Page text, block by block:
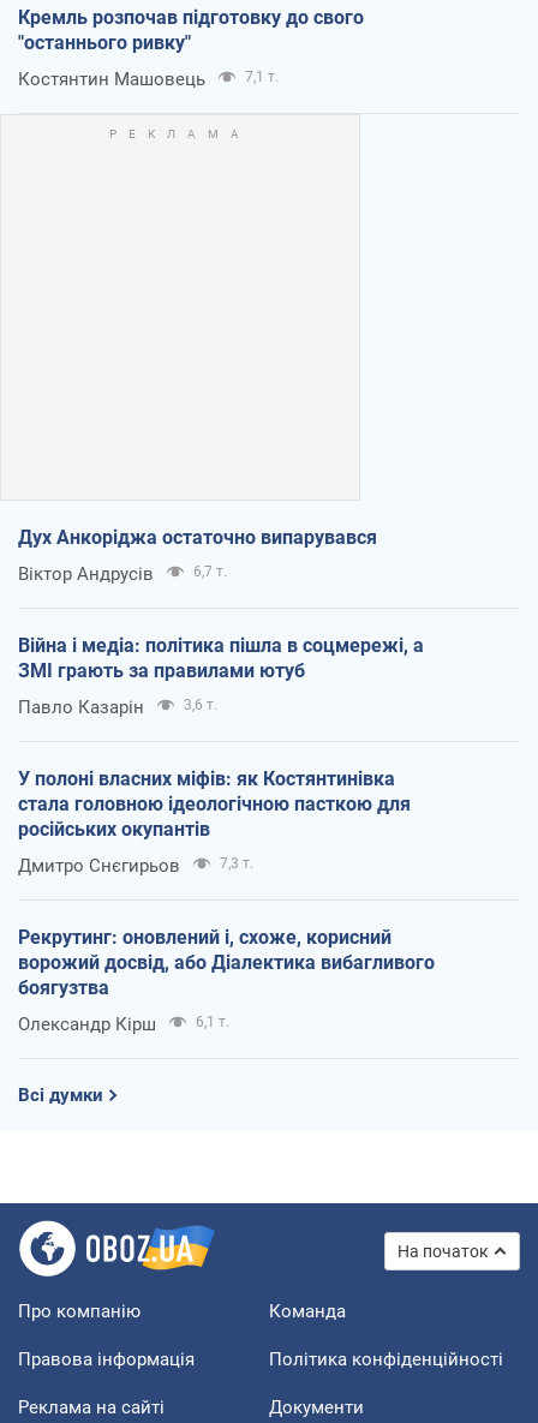
Кремль розпочав підготовку до свого
"останнього ривку"
Костянтин Машовець 7,1 т.
Дух Анкоріджа остаточно випарувався
Віктор Андрусів 6,7 т.
Війна і медіа: політика пішла в соцмережі, а
ЗМІ грають за правилами ютуб
Павло Казарін 3,6 т.
У полоні власних міфів: як Костянтинівка
стала головною ідеологічною пасткою для
російських окупантів
Дмитро Снєгирьов 7,3 т.
Рекрутинг: оновлений і, схоже, корисний
ворожий досвід, або Діалектика вибагливого
боягузтва
Олександр Кірш 6,1 т.
Всі думки
На початок
Про компанію Команда
Правова інформація Політика конфіденційності
Реклама на сайті Документи